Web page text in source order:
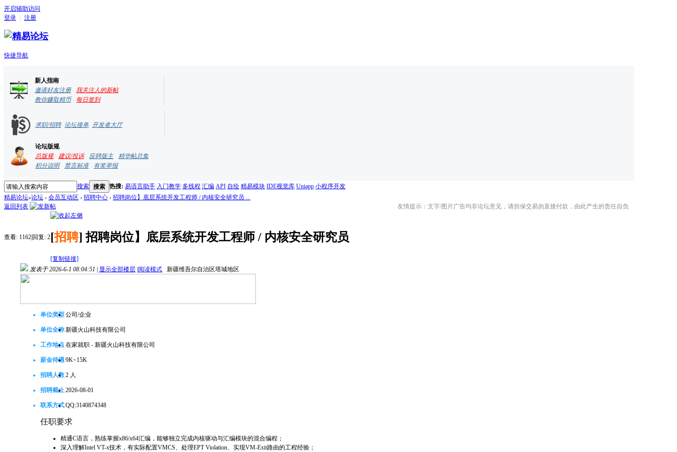
开启辅助访问
登录
注册
快捷导航
新人指南
邀请好友注册- 我关注人的新帖
教你赚取精币- 每日签到
求职/招聘- 论坛接单- 开发者大厅
论坛版规
总版规- 建议/投诉- 应聘版主- 精华帖总集
积分说明- 禁言标准- 有奖举报
搜索 搜索 热搜: 易语言助手 入门教学 多线程 汇编 API 自绘 精易模块 IDE视觉库 Uniapp 小程序开发
精易论坛»论坛 › 会员互动区 › 招聘中心 › 招聘岗位】底层系统开发工程师 / 内核安全研究员 ...
友情提示：文字/图片广告均非论坛意见，请担保交易勿直接付款，由此产生的责任自负
返回列表
查看: 1162|回复: 2[招聘]招聘岗位】底层系统开发工程师 / 内核安全研究员
[复制链接]
发表于 2026-6-1 08:04:51 | 显示全部楼层 |阅读模式 新疆维吾尔自治区塔城地区
单位类型公司/企业
单位全称新疆火山科技有限公司
工作地点在家就职 - 新疆火山科技有限公司
薪金待遇9K~15K
招聘人数2 人
招聘截止2026-08-01
联系方式QQ:3140874348
任职要求
精通C语言，熟练掌握x86/x64汇编，能够独立完成内核驱动与汇编模块的混合编程；
深入理解Intel VT-x技术，有实际配置VMCS、处理EPT Violation、实现VM-Exit路由的工程经验；